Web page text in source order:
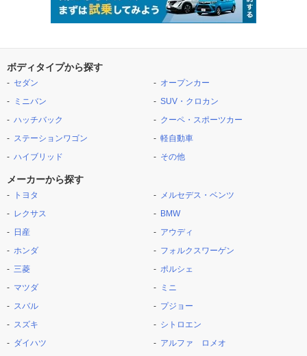
ボディタイプから探す
セダン
ミニバン
ハッチバック
ステーションワゴン
ハイブリッド
オープンカー
SUV・クロカン
クーペ・スポーツカー
軽自動車
その他
メーカーから探す
トヨタ
レクサス
日産
ホンダ
三菱
マツダ
スバル
スズキ
ダイハツ
メルセデス・ベンツ
BMW
アウディ
フォルクスワーゲン
ポルシェ
ミニ
プジョー
シトロエン
アルファ ロメオ